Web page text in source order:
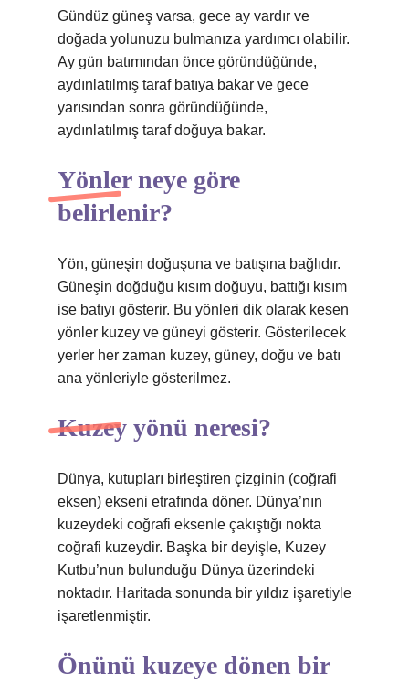
Gündüz güneş varsa, gece ay vardır ve
doğada yolunuzu bulmanıza yardımcı olabilir.
Ay gün batımından önce göründüğünde,
aydınlatılmış taraf batıya bakar ve gece
yarısından sonra göründüğünde,
aydınlatılmış taraf doğuya bakar.
Yönler neye göre
belirlenir?
Yön, güneşin doğuşuna ve batışına bağlıdır.
Güneşin doğduğu kısım doğuyu, battığı kısım
ise batıyı gösterir. Bu yönleri dik olarak kesen
yönler kuzey ve güneyi gösterir. Gösterilecek
yerler her zaman kuzey, güney, doğu ve batı
ana yönleriyle gösterilmez.
Kuzey yönü neresi?
Dünya, kutupları birleştiren çizginin (coğrafi
eksen) ekseni etrafında döner. Dünya’nın
kuzeydeki coğrafi eksenle çakıştığı nokta
coğrafi kuzeydir. Başka bir deyişle, Kuzey
Kutbu’nun bulunduğu Dünya üzerindeki
noktadır. Haritada sonunda bir yıldız işaretiyle
işaretlenmiştir.
Önünü kuzeye dönen bir